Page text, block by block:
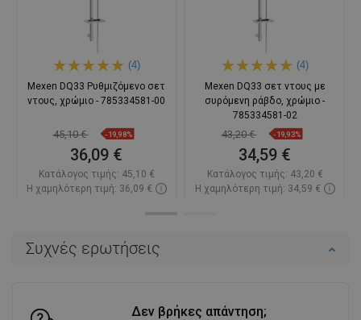
Συχνές ερωτήσεις
Δεν βρήκες απάντηση;
(4)
Mexen DQ33 Ρυθμιζόμενο σετ
ντους, χρώμιο - 785334581-00
45,10 € -19,98%
36,09 €
Κατάλογος τιμής: 45,10 €
Η χαμηλότερη τιμή: 36,09 €
(4)
Mexen DQ33 σετ ντους με
συρόμενη ράβδο, χρώμιο -
785334581-02
43,20 € -19,93%
34,59 €
Κατάλογος τιμής: 43,20 €
Η χαμηλότερη τιμή: 34,59 €